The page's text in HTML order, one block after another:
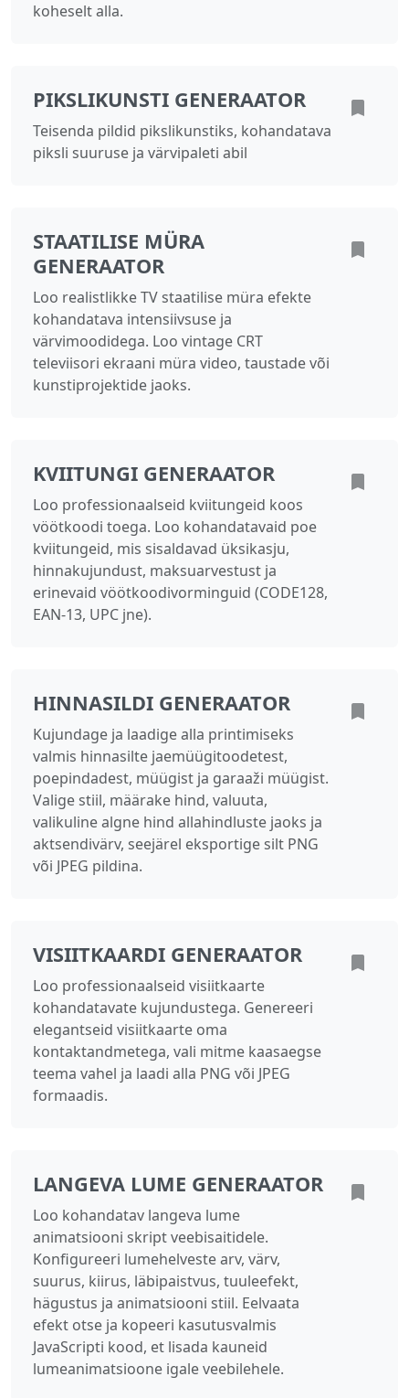
koheselt alla.
PIKSLIKUNSTI GENERAATOR
Teisenda pildid pikslikunstiks, kohandatava
piksli suuruse ja värvipaleti abil
STAATILISE MÜRA
GENERAATOR
Loo realistlikke TV staatilise müra efekte
kohandatava intensiivsuse ja
värvimoodidega. Loo vintage CRT
televiisori ekraani müra video, taustade või
kunstiprojektide jaoks.
KVIITUNGI GENERAATOR
Loo professionaalseid kviitungeid koos
vöötkoodi toega. Loo kohandatavaid poe
kviitungeid, mis sisaldavad üksikasju,
hinnakujundust, maksuarvestust ja
erinevaid vöötkoodivorminguid (CODE128,
EAN-13, UPC jne).
HINNASILDI GENERAATOR
Kujundage ja laadige alla printimiseks
valmis hinnasilte jaemüügitoodetest,
poepindadest, müügist ja garaaži müügist.
Valige stiil, määrake hind, valuuta,
valikuline algne hind allahindluste jaoks ja
aktsendivärv, seejärel eksportige silt PNG
või JPEG pildina.
VISIITKAARDI GENERAATOR
Loo professionaalseid visiitkaarte
kohandatavate kujundustega. Genereeri
elegantseid visiitkaarte oma
kontaktandmetega, vali mitme kaasaegse
teema vahel ja laadi alla PNG või JPEG
formaadis.
LANGEVA LUME GENERAATOR
Loo kohandatav langeva lume
animatsiooni skript veebisaitidele.
Konfigureeri lumehelveste arv, värv,
suurus, kiirus, läbipaistvus, tuuleefekt,
hägustus ja animatsiooni stiil. Eelvaata
efekt otse ja kopeeri kasutusvalmis
JavaScripti kood, et lisada kauneid
lumeanimatsioone igale veebilehele.